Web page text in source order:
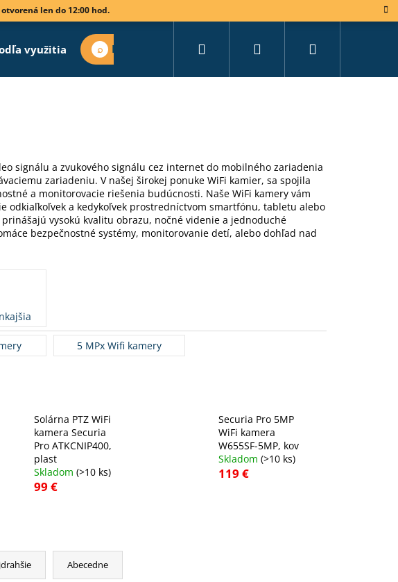
len do 12:00 hod.
využitia Nájsť vhodný set Prihlásenie
signálu a zvukového signálu cez internet do mobilného zariadenia
zariadeniu. Vnašej širokej ponuke WiFi kamier, sa spojila
a monitorovacie riešenia budúcnosti. Naše WiFi kamery vám
odkiaľkoľvek a kedykoľvek prostredníctvom smartfónu, tabletu alebo
vysokú kvalitu obrazu, nočné videnie a jednoduché
bezpečnostné systémy, monitorovanie detí, alebo dohľad nad
5 MPx Wifi kamery
Solárna PTZ WiFi
kamera Securia
Pro ATKCNIP400,
plast
Skladom (>10 ks)
99 €
Securia Pro 5MP
WiFi kamera
W655SF-5MP, kov
Skladom (>10 ks)
119 €
Abecedne